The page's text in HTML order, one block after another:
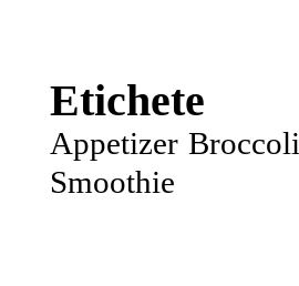
Etichete
Appetizer Broccoli
Smoothie